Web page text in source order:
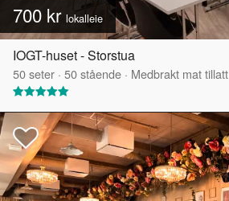
700 kr lokalleie
IOGT-huset - Storstua
50seter · 50stående · Medbrakt mat tillatt